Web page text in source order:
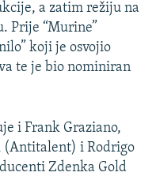
a zatim režiju na
Prije “Murine”
koji je osvojio
te je bio nominiran
i Frank Graziano,
(Antitalent) i Rodrigo
Zdenka Gold